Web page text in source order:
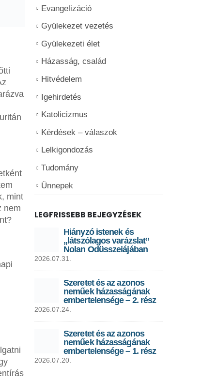
mint
nem
Evangelizáció
Gyülekezet vezetés
Gyülekezeti élet
Házasság, család
Hitvédelem
Igehirdetés
Katolicizmus
Kérdések – válaszok
Lelkigondozás
Tudomány
Ünnepek
LEGFRISSEBB BEJEGYZÉSEK
Hiányzó istenek és
„látszólagos varázslat”
Nolan Odüsszeiájában
2026.07.31.
Szeretet és az azonos
neműek házasságának
embertelensége – 2. rész
2026.07.24.
Szeretet és az azonos
neműek házasságának
embertelensége – 1. rész
2026.07.20.